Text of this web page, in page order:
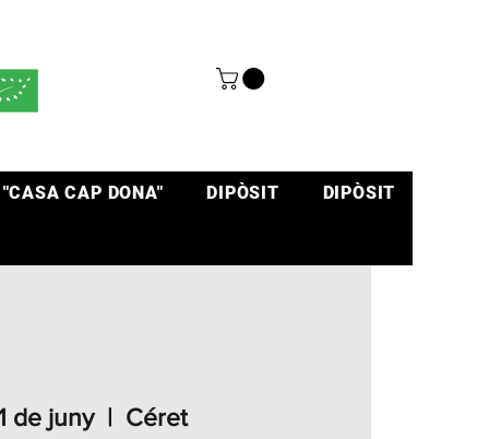
CAP DONA" DIPÒSIT DIPÒSIT
de juny
  |
Céret